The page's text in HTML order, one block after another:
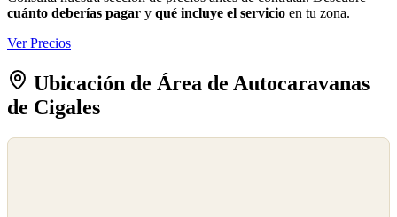
cuánto deberías pagar y qué incluye el servicio en tu zona.
Ver Precios
Ubicación de Área de Autocaravanas
de Cigales